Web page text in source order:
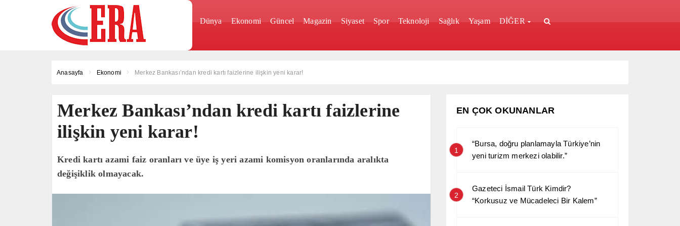
Dünya Ekonomi Güncel Magazin Siyaset Spor Teknoloji Sağlık Yaşam DİĞER
Anasayfa Ekonomi Merkez Bankası’ndan kredi kartı faizlerine ilişkin yeni karar!
Merkez Bankası’ndan kredi kartı faizlerine
ilişkin yeni karar!
Kredi kartı azami faiz oranları ve üye iş yeri azami komisyon oranlarında aralıkta
değişiklik olmayacak.
EN ÇOK OKUNANLAR
1
“Bursa, doğru planlamayla Türkiye’nin
yeni turizm merkezi olabilir.”
2
Gazeteci İsmail Türk Kimdir?
“Korkusuz ve Mücadeleci Bir Kalem”